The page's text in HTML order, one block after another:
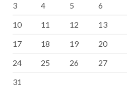
3
4 5 6
10
11 12 13
17
18 19 20
24
25 26 27
31